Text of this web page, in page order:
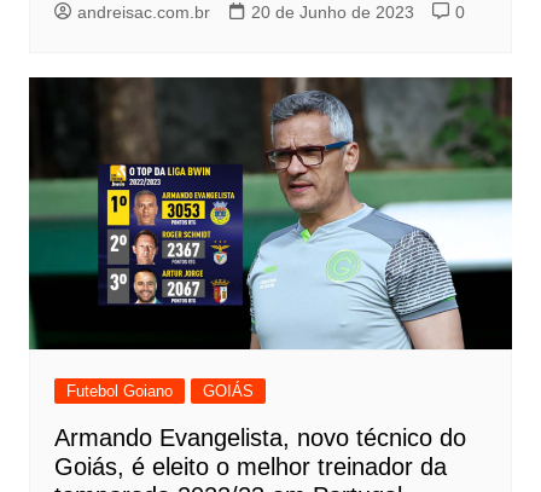
andreisac.com.br 20 de Junho de 2023 0
Futebol Goiano GOIÁS
Armando Evangelista, novo técnico do
Goiás, é eleito o melhor treinador da